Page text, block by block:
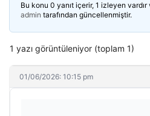
Bu konu 0 yanıt içerir, 1 izleyen vardır
admin tarafından güncellenmiştir.
1 yazı görüntüleniyor (toplam 1)
01/06/2026: 10:15 pm